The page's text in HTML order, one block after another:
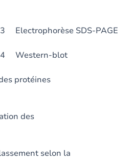
blot
des
des
selon la